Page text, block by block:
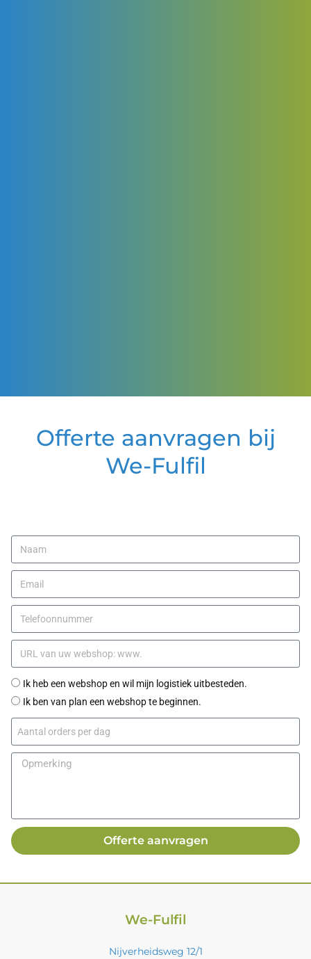
Offerte aanvragen bij
We-Fulfil
Ik heb een webshop en wil mijn logistiek uitbesteden.
Ik ben van plan een webshop te beginnen.
Offerte aanvragen
We-Fulfil
Nijverheidsweg 12/1